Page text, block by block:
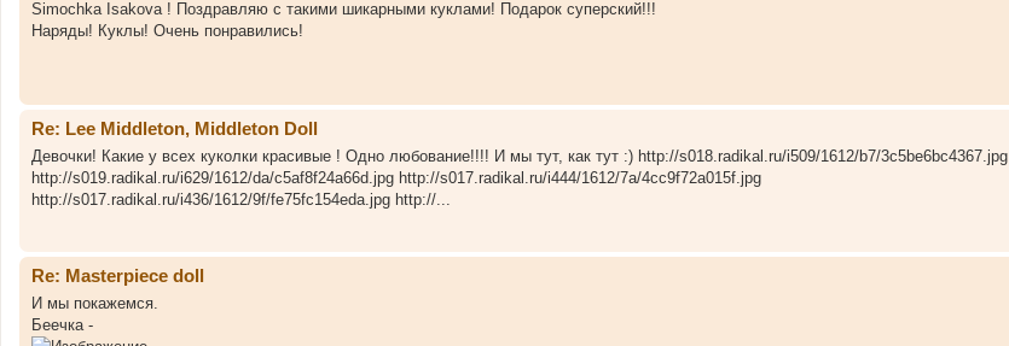
Simochka Isakova ! Поздравляю с такими шикарными куклами! Подарок суперский!!!
Наряды! Куклы! Очень понравились!
Re: Lee Middleton, Middleton Doll
Девочки! Какие у всех куколки красивые ! Одно любование!!!! И мы тут, как тут :) http://s018.radikal.ru/i509/1612/b7/3c5be6bc4367.jpg
http://s019.radikal.ru/i629/1612/da/c5af8f24a66d.jpg http://s017.radikal.ru/i444/1612/7a/4cc9f72a015f.jpg
http://s017.radikal.ru/i436/1612/9f/fe75fc154eda.jpg http://...
Re: Masterpiece doll
И мы покажемся.
Беечка -